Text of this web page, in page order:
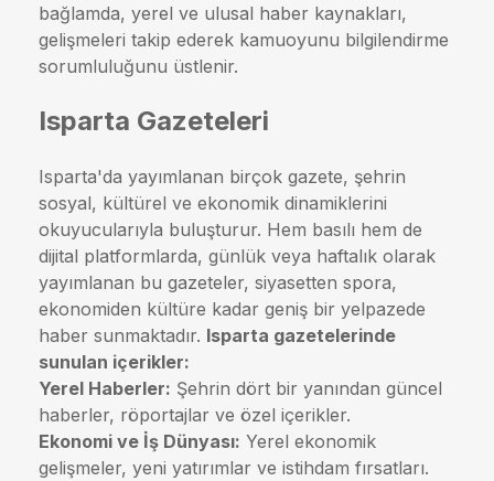
bağlamda, yerel ve ulusal haber kaynakları,
gelişmeleri takip ederek kamuoyunu bilgilendirme
sorumluluğunu üstlenir.
Isparta Gazeteleri
Isparta'da yayımlanan birçok gazete, şehrin
sosyal, kültürel ve ekonomik dinamiklerini
okuyucularıyla buluşturur. Hem basılı hem de
dijital platformlarda, günlük veya haftalık olarak
yayımlanan bu gazeteler, siyasetten spora,
ekonomiden kültüre kadar geniş bir yelpazede
haber sunmaktadır. Isparta gazetelerinde
sunulan içerikler:
Yerel Haberler: Şehrin dört bir yanından güncel
haberler, röportajlar ve özel içerikler.
Ekonomi ve İş Dünyası: Yerel ekonomik
gelişmeler, yeni yatırımlar ve istihdam fırsatları.